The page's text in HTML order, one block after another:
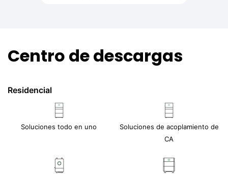
Centro de descargas
Residencial
Soluciones todo en uno
Soluciones de acoplamiento de
CA